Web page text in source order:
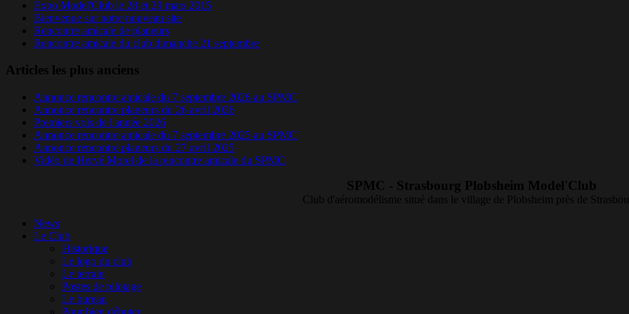
Expo Model'Club le 28 et 29 mars 2015
Bienvenue sur notre nouveau site
Rencontre amicale de planeurs
Rencontre amicale du club dimanche 21 septembre
Articles les plus anciens
Annonce rencontre amicale du 7 septembre 2026 au SPMC
Annonce rencontre planeurs du 26 avril 2026
Premiers vols de l'année 2026
Annonce rencontre amicale du 7 septembre 2025 au SPMC
Annonce rencontre planeurs du 27 avril 2025
Vidéo de Hervé Morel de la rencontre amicale du SPMC
SPMC - Strasbourg Plobsheim Model'Club
Club d'aéromodélisme situé dans le village de Plobsheim près de
News
Le Club
Historique
Le logo du club
Le terrain
Postes de pilotage
Le bureau